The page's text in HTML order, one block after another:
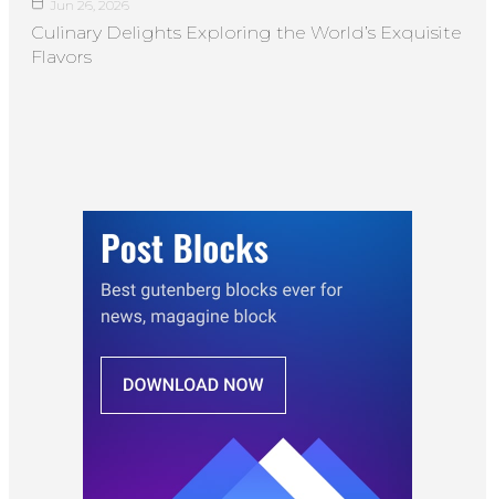
Jun 26, 2026
Culinary Delights Exploring the World’s Exquisite
Flavors